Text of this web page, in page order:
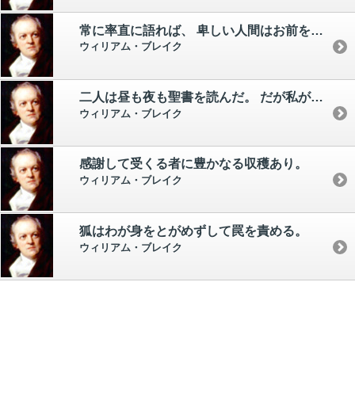
常に率直に語れば、 卑しい人間はお前を避けるであろう。
ウィリアム・ブレイク
二人は昼も夜も聖書を読んだ。 だが私が白と読んだところを、あなたは黒と読んだ。
ウィリアム・ブレイク
感謝して受くる者に豊かなる収穫あり。
ウィリアム・ブレイク
狐はわが身をとがめずして罠を責める。
ウィリアム・ブレイク